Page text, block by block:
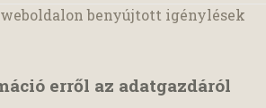
benyújtott igénylések
erről az adatgazdáról